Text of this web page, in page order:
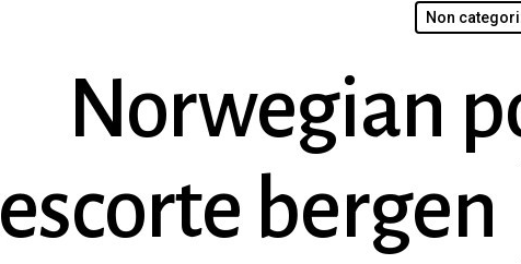
Non
Norwegian
escorte